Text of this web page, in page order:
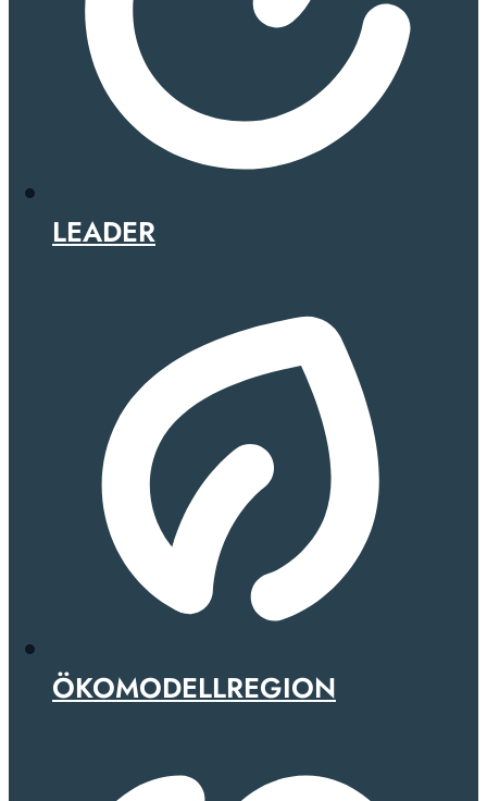
LEADER
ÖKOMODELLREGION